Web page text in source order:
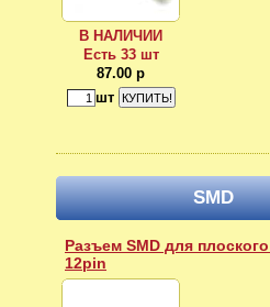
В НАЛИЧИИ
Есть 33 шт
87.00 р
шт
SMD
Разъем SMD для
12pin